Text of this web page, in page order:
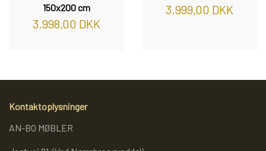
150x200 cm
3.998,00 DKK
3.999,00 DKK
Kontaktoplysninger
AN-BO MØBLER